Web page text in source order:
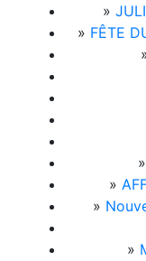
»
» FÊTE
»
»
»
»